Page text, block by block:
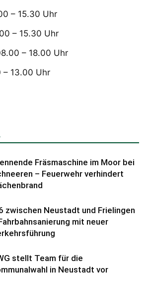
– 15.30 Uhr
– 15.30 Uhr
– 18.00 Uhr
– 13.00 Uhr
Fräsmaschine im Moor bei
– Feuerwehr verhindert
zwischen Neustadt und Frielingen
mit neuer
stellt Team für die
in Neustadt vor